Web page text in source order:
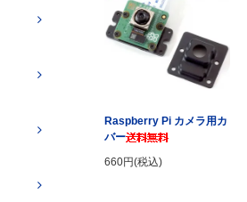
Raspberry Pi カメラ用カ
バー
660円(税込)